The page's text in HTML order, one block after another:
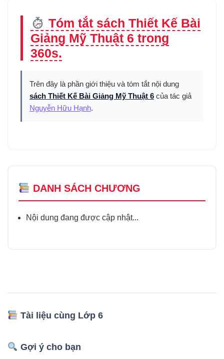
Tóm tắt sách Thiết Kế Bài
Giảng Mỹ Thuật 6 trong
360s.
Trên đây là phần giới thiệu và tóm tắt nội dung
sách Thiết Kế Bài Giảng Mỹ Thuật 6 của tác giả
Nguyễn Hữu Hạnh.
DANH SÁCH CHƯƠNG
Nội dung đang được cập nhật...
Tài liệu cùng Lớp 6
Gợi ý cho bạn